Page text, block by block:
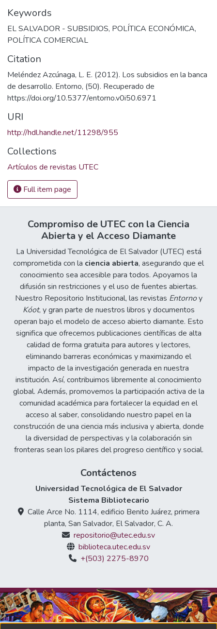
Keywords
EL SALVADOR - SUBSIDIOS, POLÍTICA ECONÓMICA,
POLÍTICA COMERCIAL
Citation
Meléndez Azcúnaga, L. E. (2012). Los subsidios en la banca
de desarrollo. Entorno, (50). Recuperado de
https://doi.org/10.5377/entorno.v0i50.6971
URI
http://hdl.handle.net/11298/955
Collections
Artículos de revistas UTEC
Full item page
Compromiso de UTEC con la Ciencia
Abierta y el Acceso Diamante
La Universidad Tecnológica de El Salvador (UTEC) está
comprometida con la ciencia abierta, asegurando que el
conocimiento sea accesible para todos. Apoyamos la
difusión sin restricciones y el uso de fuentes abiertas.
Nuestro Repositorio Institucional, las revistas Entornoy
Kóot, y gran parte de nuestros libros y documentos
operan bajo el modelo de acceso abierto diamante. Esto
significa que ofrecemos publicaciones científicas de alta
calidad de forma gratuita para autores y lectores,
eliminando barreras económicas y maximizando el
impacto de la investigación generada en nuestra
institución. Así, contribuimos libremente al conocimiento
global. Además, promovemos la participación activa de la
comunidad académica para fortalecer la equidad en el
acceso al saber, consolidando nuestro papel en la
construcción de una ciencia más inclusiva y abierta, donde
la diversidad de perspectivas y la colaboración sin
fronteras sean los pilares del progreso científico y social.
Contáctenos
Universidad Tecnológica de El Salvador
Sistema Bibliotecario
Calle Arce No. 1114, edificio Benito Juárez, primera
planta, San Salvador, El Salvador, C. A.
repositorio@utec.edu.sv
biblioteca.utec.edu.sv
+(503) 2275-8970